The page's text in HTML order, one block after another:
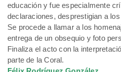
educación y fue especialmente
declaraciones, desprestigian a
Se procede a llamar a los
entrega de un obsequio y foto
Finaliza el acto con la
parte de la Coral.